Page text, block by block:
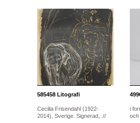
585458 Litografi
Cecilia Frisendahl (1922-
2014), Sverige. Signerad,..//
i
och